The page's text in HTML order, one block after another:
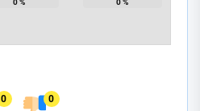
0% 0%
0 0